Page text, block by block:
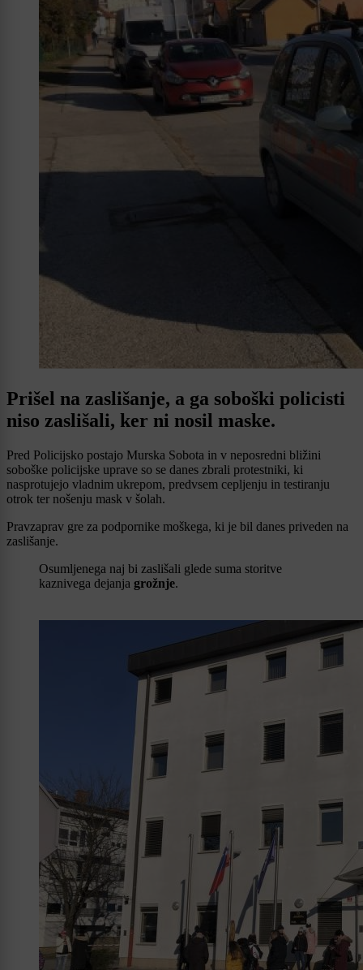
Prišel na zaslišanje, a ga soboški policisti
niso zaslišali, ker ni nosil maske.
Pred Policijsko postajo Murska Sobota in v neposredni bližini
soboške policijske uprave so se danes zbrali protestniki, ki
nasprotujejo vladnim ukrepom, predvsem cepljenju in testiranju
otrok ter nošenju mask v šolah.
Pravzaprav gre za podpornike moškega, ki je bil danes priveden na
zaslišanje.
Osumljenega naj bi zaslišali glede suma storitve
kaznivega dejanja grožnje.